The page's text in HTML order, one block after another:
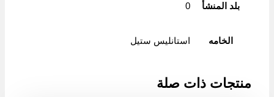
بلد المنشأ 0
الخامه استانليس ستيل
منتجات ذات صلة